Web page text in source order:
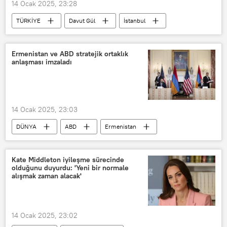
Türk hackerlar
14 Ocak 2025, 23:28
TÜRKİYE Davut Gül
İstanbul
Sahte içki
Ermenistan ve ABD stratejik ortaklık
anlaşması imzaladı
14 Ocak 2025, 23:03
DÜNYA ABD
Ermenistan
Antony Blinken
Ararat Mirzoyan
Güney Kafkasya
IŞİD
Stratejik ortaklık
Anlaşma
Kate Middleton iyileşme sürecinde
olduğunu duyurdu: 'Yeni bir normale
alışmak zaman alacak'
14 Ocak 2025, 23:02